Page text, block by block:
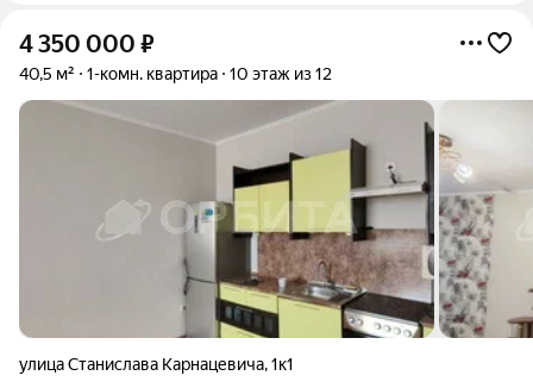
4 350 000 ₽
40,5 м² 1-комн. квартира 10 этаж из 12
улица Станислава Карнацевича,1к1